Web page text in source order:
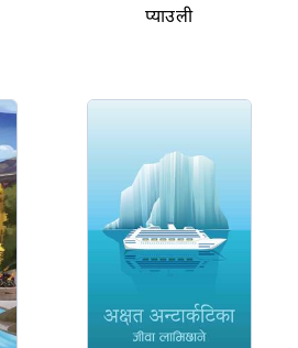
प्याउली